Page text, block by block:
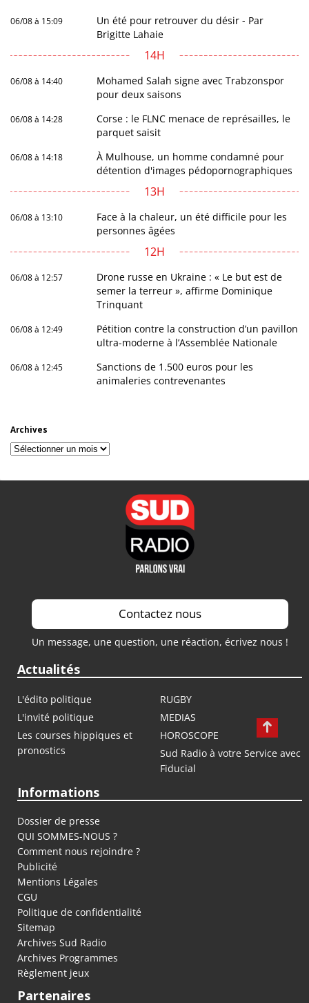
06/08 à 15:09
Un été pour retrouver du désir - Par
Brigitte Lahaie
14H
06/08 à 14:40
Mohamed Salah signe avec Trabzonspor
pour deux saisons
06/08 à 14:28
Corse : le FLNC menace de représailles, le
parquet saisit
06/08 à 14:18
À Mulhouse, un homme condamné pour
détention d'images pédopornographiques
13H
06/08 à 13:10
Face à la chaleur, un été difficile pour les
personnes âgées
12H
06/08 à 12:57
Drone russe en Ukraine : « Le but est de
semer la terreur », affirme Dominique
Trinquant
06/08 à 12:49
Pétition contre la construction d’un pavillon
ultra-moderne à l’Assemblée Nationale
06/08 à 12:45
Sanctions de 1.500 euros pour les
animaleries contrevenantes
Archives
Archives
Contactez nous
Un message, une question, une réaction, écrivez nous !
Actualités
L'édito politique
RUGBY
L'invité politique
MEDIAS
Les courses hippiques et
pronostics
HOROSCOPE
Sud Radio à votre Service avec
Fiducial
Informations
Dossier de presse
QUI SOMMES-NOUS ?
Comment nous rejoindre ?
Publicité
Mentions Légales
CGU
Politique de confidentialité
Sitemap
Archives Sud Radio
Archives Programmes
Règlement jeux
Partenaires